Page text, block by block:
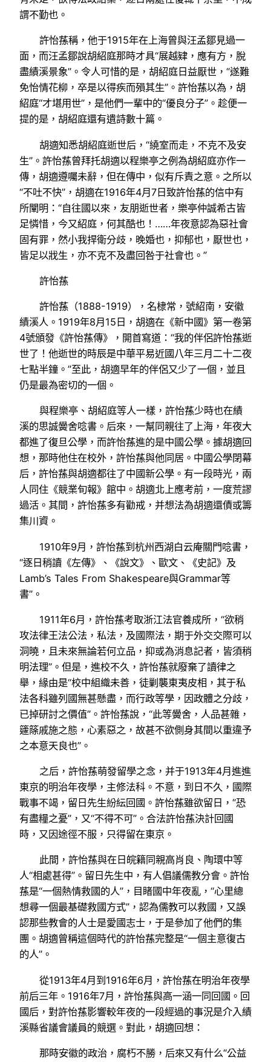
謂不勤也。
許怡蓀稱，他于1915年在上海曾與汪孟鄒見過一
面，而汪孟鄒說胡紹庭那時才具“展越肄，應有方，脫
盡績溪景象”。令人可惜的是，胡紹庭日益厭世，“遂難
免怡情花柳，卒是以得疾而殞其生”。許怡蓀以為，胡
紹庭“才堪用世”，是他們一輩中的“優良分子”。趁便一
提的是，胡紹庭還有遺詩數十篇。
胡適知悉胡紹庭逝世后，“繞室而走，不克不及安
生”。許怡蓀曾拜托胡適以程樂亭之例為胡紹庭亦作一
傳，胡適遵囑未辭，但在傳中，似有斥責之意。之所以
“不吐不快”，胡適在1916年4月7日致許怡蓀的信中有
所闡明：“自往國以來，友朋逝世者，樂亭仲誠希古皆
足憐惜，今又紹庭，何其酷也！……年夜意認為惡社會
固有罪，然小我捍衛分歧，晚婚也，抑郁也，厭世也，
皆足以戕生，亦不克不及盡回咎于社會也。”
許怡蓀
許怡蓀（1888-1919），名棣常，號紹南，安徽
績溪人。1919年8月15日，胡適在《新中國》第一卷第
4號頒發《許怡蓀傳》，開首寫道：“我的伴侶許怡蓀逝
世了！他逝世的時辰是中華平易近國八年三月二十二夜
七點半鐘。”至此，胡適早年的伴侶又少了一個，並且
仍是最為密切的一個。
與程樂亭、胡紹庭等人一樣，許怡蓀少時也在績
溪的思誠黌舍唸書。后來，一幫同親往了上海，年夜大
都進了復旦公學，而許怡蓀進的是中國公學。據胡適回
想，那時他住在校外，許怡蓀與他同居。中國公學閉幕
后，許怡蓀與胡適都往了中國新公學。有一段時光，兩
人同住《競業旬報》館中。胡適北上應考前，一度荒謬
過活。其間，許怡蓀多有勸戒，并想法為胡適還債或籌
集川資。
1910年9月，許怡蓀到杭州西湖白云庵關門唸書，
“逐日稍讀《左傳》、《說文》、歐文、《史記》及
Lamb’s Tales From Shakespeare與Grammar等
書”。
1911年6月，許怡蓀考取浙江法官養成所，“欲稍
攻法律王法公法，私法，及國際法，期于外交交際可以
洞曉，且未來無論若何立品，抑或為消息記者，皆須稍
明法理”。但是，進校不久，許怡蓀就廢棄了讀律之
舉，緣由是“校中組織未善，徒剿襲東夷皮相，其于私
法各科雖列國無甚懸盡，而行政等學，因政體之分歧，
已掉研討之價值”。許怡蓀說，“此等黌舍，人品甚雜，
籧篨戚施之態，心素惡之，故甚不欲側身其間以重違予
之本意天良也”。
之后，許怡蓀萌發留學之念，并于1913年4月進進
東京的明治年夜學，主修法科。不意，到日不久，國際
戰事不竭，留日先生紛紜回國。許怡蓀雖欲留日，“恐
有盡糧之憂”，又“不得不可”。合法許怡蓀決計回國
時，又因途徑不服，只得留在東京。
此間，許怡蓀與在日皖籍同親高肖良、陶環中等
人“相處甚得”。留日先生中，有人倡議儒教分會。許怡
蓀是“一個熱情救國的人”，目睹國中年夜亂，“心里總
想尋一個最基礎救國方式”，認為儒教可以救國，又誤
認那些教會的人士是愛國志士，于是參加了他們的集
團。胡適曾稱這個時代的許怡蓀完整是“一個主意復古
的人”。
從1913年4月到1916年6月，許怡蓀在明治年夜學
前后三年。1916年7月，許怡蓀與高一涵一同回國。回
國后，對許怡蓀影響較年夜的一段經過的事況是介入績
溪縣省議會議員的競選。對此，胡適回想：
那時安徽的政治，腐朽不勝，后來又有什么“公益